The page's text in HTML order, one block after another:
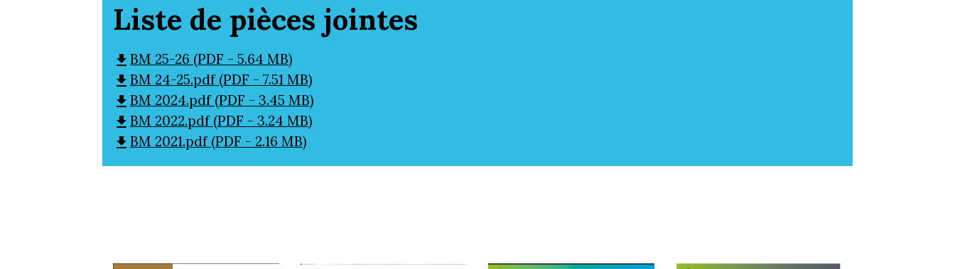
Liste de pièces jointes
file_downloadBM 25-26 (PDF - 5.64 MB)
file_downloadBM 24-25.pdf (PDF - 7.51 MB)
file_downloadBM 2024.pdf (PDF - 3.45 MB)
file_downloadBM 2022.pdf (PDF - 3.24 MB)
file_downloadBM 2021.pdf (PDF - 2.16 MB)